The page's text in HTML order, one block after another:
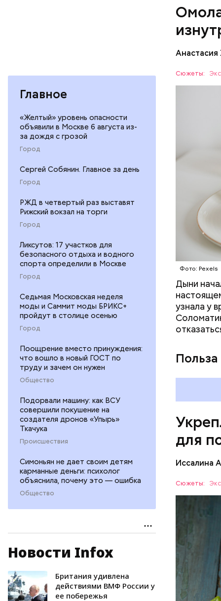
Главное
«Желтый» уровень опасности
объявили в Москве 6 августа из-
за дождя с грозой
Город
Сергей Собянин. Главное за день
Город
РЖД в четвертый раз выставят
Рижский вокзал на торги
Город
Ликсутов: 17 участков для
безопасного отдыха и водного
спорта определили в Москве
Город
Седьмая Московская неделя
моды и Саммит моды БРИКС+
пройдут в столице осенью
Город
Поощрение вместо принуждения:
что вошло в новый ГОСТ по
труду и зачем он нужен
Общество
Подорвали машину: как ВСУ
совершили покушение на
создателя дронов «Упырь»
Ткачука
Происшествия
Симоньян не дает своим детям
карманные деньги: психолог
объяснила, почему это — ошибка
Общество
Новости Infox
Британия удивлена
действиями ВМФ России у
ее побережья
Сюжеты:
Фото: Pexels
Дыни
узнала у
Дыня
лютеин
наше
калий
для
Иссалина
Сюжеты:
— Если
По
щавель в
ЗДОРОВЬЕ